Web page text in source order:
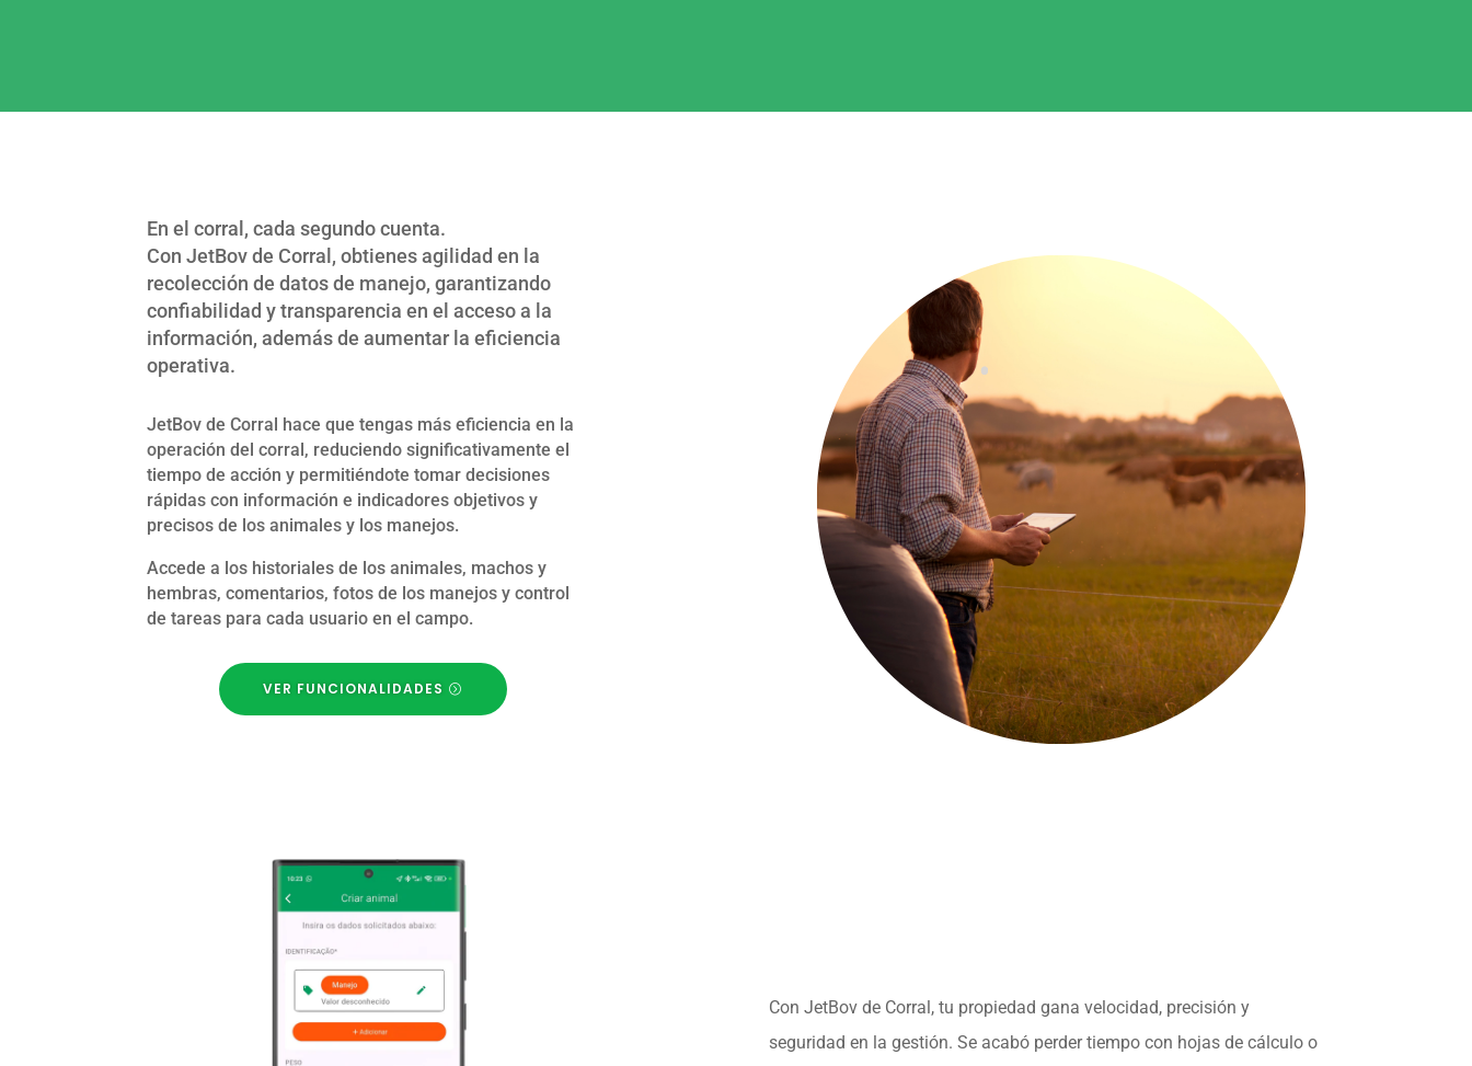
En el corral, cada segundo cuenta.
Con JetBov de Corral, obtienes agilidad en la
recolección de datos de manejo, garantizando
confiabilidad y transparencia en el acceso a la
información, además de aumentar la eficiencia
operativa.
JetBov de Corral hace que tengas más eficiencia en la
operación del corral, reduciendo significativamente el
tiempo de acción y permitiéndote tomar decisiones
rápidas con información e indicadores objetivos y
precisos de los animales y los manejos.
Accede a los historiales de los animales, machos y
hembras, comentarios, fotos de los manejos y control
de tareas para cada usuario en el campo.
VER FUNCIONALIDADES
Con JetBov de Corral, tu propiedad gana velocidad, precisión y
seguridad en la gestión. Se acabó perder tiempo con hojas de cálculo o